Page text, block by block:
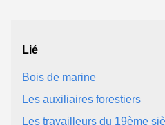
Lié
Bois de marine
Les auxiliaires forestiers
Les travailleurs du 19ème